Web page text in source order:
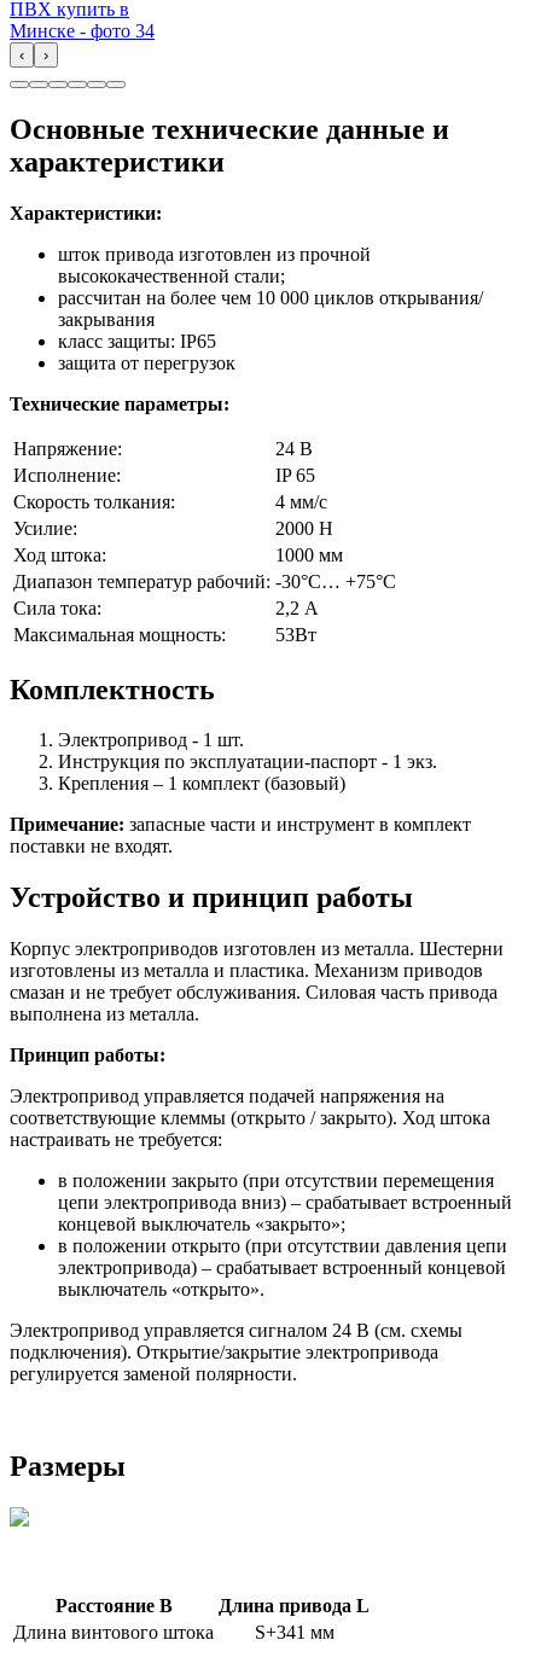
‹ ›
Основные технические данные и
характеристики
Характеристики:
шток привода изготовлен из прочной
высококачественной стали;
рассчитан на более чем 10 000 циклов открывания/
закрывания
класс защиты: IP65
защита от перегрузок
Технические параметры:
Напряжение:
24 В
Исполнение:
IP 65
Скорость толкания:
4 мм/с
Усилие:
2000 H
Ход штока:
1000 мм
Диапазон температур рабочий: -30°С… +75°С
Сила тока:
2,2 А
Максимальная мощность:
53Вт
Комплектность
Электропривод - 1 шт.
Инструкция по эксплуатации-паспорт - 1 экз.
Крепления – 1 комплект (базовый)
Примечание: запасные части и инструмент в комплект
поставки не входят.
Устройство и принцип работы
Корпус электроприводов изготовлен из металла. Шестерни
изготовлены из металла и пластика. Механизм приводов
смазан и не требует обслуживания. Силовая часть привода
выполнена из металла.
Принцип работы:
Электропривод управляется подачей напряжения на
соответствующие клеммы (открыто / закрыто). Ход штока
настраивать не требуется:
в положении закрыто (при отсутствии перемещения
цепи электропривода вниз) – срабатывает встроенный
концевой выключатель «закрыто»;
в положении открыто (при отсутствии давления цепи
электропривода) – срабатывает встроенный концевой
выключатель «открыто».
Электропривод управляется сигналом 24 В (см. схемы
подключения). Открытие/закрытие электропривода
регулируется заменой полярности.
Размеры
Расстояние В
Длина привода L
Длина винтового штока
S+341 мм